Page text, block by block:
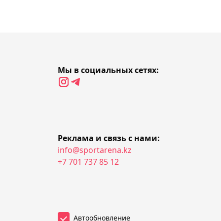
Стал известен состав
15:28, Сегодня
"Вместо смертной казни
15:09, Сегодня
Мы в социальных сетях:
Реклама и связь с нами:
info@sportarena.kz
+7 701 737 85 12
Автообновление